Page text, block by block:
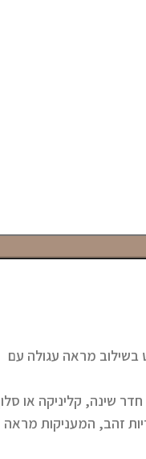
בשילוב מראה עגולה עם
שינה, קליניקה או סלון
זהב, המעניקות מראה